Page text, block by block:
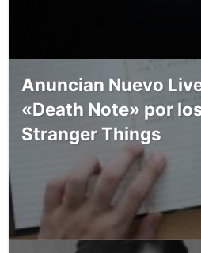
Anuncian Nuevo
«Death Note» por
Stranger Things